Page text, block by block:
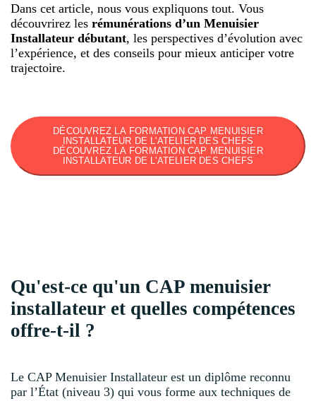
Dans cet article, nous vous expliquons tout. Vous
découvrirez les rémunérations d’un Menuisier
Installateur débutant, les perspectives d’évolution avec
l’expérience, et des conseils pour mieux anticiper votre
trajectoire.
DÉCOUVREZ LA FORMATION CAP MENUISIER
INSTALLATEUR DE L'ATELIER DES CHEFS
DÉCOUVREZ LA FORMATION CAP MENUISIER
INSTALLATEUR DE L'ATELIER DES CHEFS
Qu'est-ce qu'un CAP menuisier
installateur et quelles compétences
offre-t-il ?
Le CAP Menuisier Installateur est un diplôme reconnu
par l’État (niveau 3) qui vous forme aux techniques de